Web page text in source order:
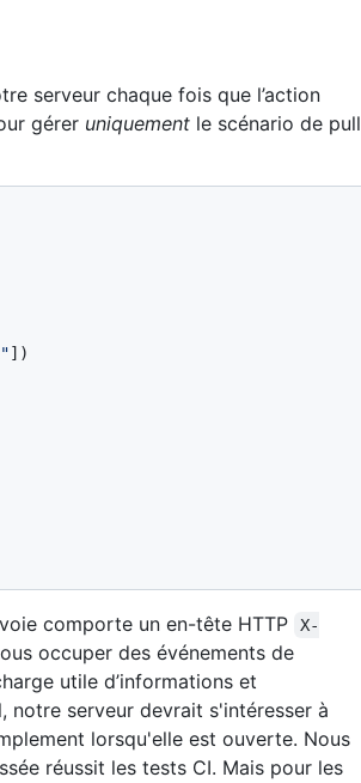
serveur chaque fois que l’action
gérer uniquement le scénario de pull
])
comporte un en-tête HTTP
X-
occuper des événements de
utile d’informations et
notre serveur devrait s'intéresser à
lorsqu'elle est ouverte. Nous
réussit les tests CI. Mais pour les